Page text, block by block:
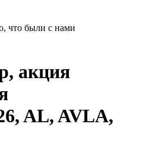
что были с нами
акция
AL, AVLA,